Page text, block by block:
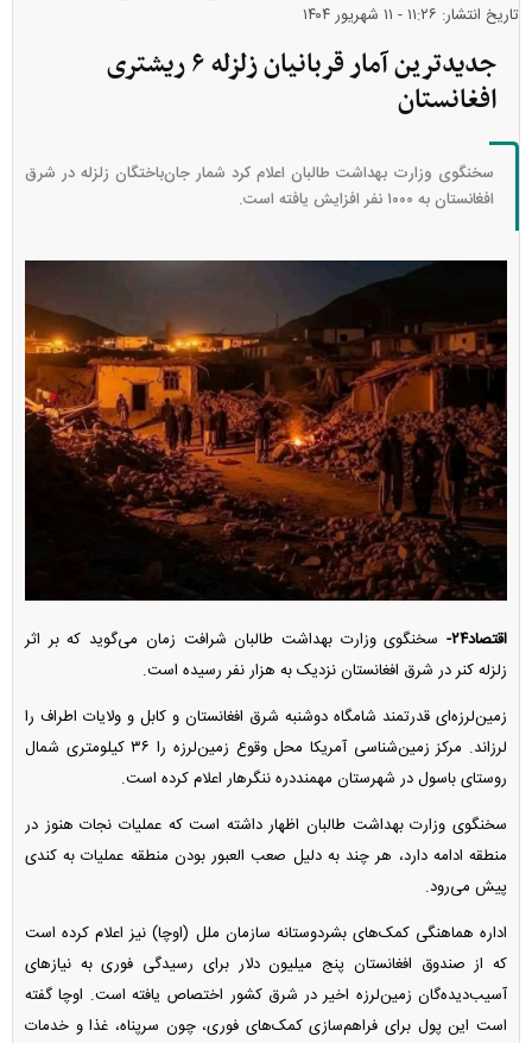
تاریخ انتشار: ۱۱:۲۶ - ۱۱ شهريور ۱۴۰۴
جدیدترین آمار قربانیان زلزله ۶ ریشتری
افغانستان
سخنگوی وزارت بهداشت طالبان اعلام کرد شمار جان‌باختگان زلزله در شرق
افغانستان به ۱۰۰۰ نفر افزایش یافته است.
اقتصاد۲۴-
سخنگوی وزارت بهداشت طالبان شرافت زمان می‌گوید که بر اثر
زلزله کنر در شرق افغانستان نزدیک به هزار نفر رسیده است.
زمین‌لرزه‌ای قدرتمند شامگاه دوشنبه شرق افغانستان و کابل و ولایات اطراف را
لرزاند. مرکز زمین‌شناسی آمریکا محل وقوع زمین‌لرزه را ۳۶ کیلومتری شمال
روستای باسول در شهرستان مهمنددره ننگرهار اعلام کرده است.
سخنگوی وزارت بهداشت طالبان اظهار داشته است که عملیات نجات هنوز در
منطقه ادامه دارد، هر چند به دلیل صعب العبور بودن منطقه عملیات به کندی
پیش می‌رود.
اداره هماهنگی کمک‌های بشردوستانه سازمان ملل (اوچا) نیز اعلام کرده است
که از صندوق افغانستان پنج میلیون دلار برای رسید‌گی فوری به نیاز‌های
آسیب‌دیده‌گان زمین‌لرزه اخیر در شرق کشور اختصاص یافته است. اوچا گفته
است این پول برای فراهم‌سازی کمک‌های فوری، چون سرپناه، غذا و خدمات